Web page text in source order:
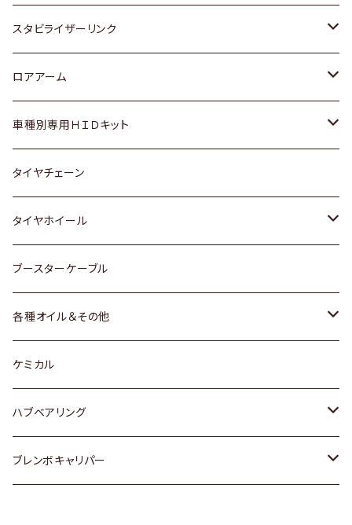
スバル
いすゞ
ダイハツ
マツダ
三菱
スバル
レクサス
スズキ
日産
ダイハツ
マツダ
三菱
スバル
ホンダ
スズキ
日産
いすゞ
ダイハツ
マツダ
三菱
スバル
トヨタ
ホンダ
スズキ
日産
ダイハツ
スバル
スタビライザーリンク
トヨタ
ホンダ
スズキ
日産
ダイハツ
マツダ
ロアアーム
ホンダ
スズキ
日産
ダイハツ
マツダ
スバル
車種別専用ＨＩＤキット
トヨタ
マツダ
タイヤチェーン
タイヤホイール
トヨタ
ホンダ
スズキ
日産
ダイハツ
ブースターケーブル
各種オイル＆その他
ディーデル洗浄添加剤
ケミカル
ハブベアリング
トヨタ
ブレンボキャリパー